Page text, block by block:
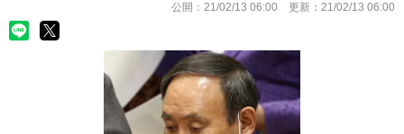
公開： 21/02/13 06:00 更新： 21/02/13 06:00